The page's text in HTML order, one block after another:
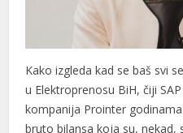
Kako izgleda kad se baš svi
u Elektroprenosu BiH, čiji
kompanija Prointer
bruto bilansa koja su, nekad,